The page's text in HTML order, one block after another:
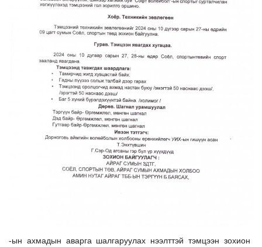
Ил тод байдал
Бодлого төлөвлөлт
Холбоо барих
-ын ахмадын аварга шалгаруулах нээлттэй тэмцээн зохион